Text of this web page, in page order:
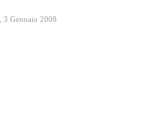
3 Gennaio 2008